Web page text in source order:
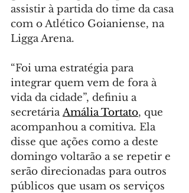
assistir à partida do time da casa
com o Atlético Goianiense, na
Ligga Arena.
“Foi uma estratégia para
integrar quem vem de fora à
vida da cidade”, definiu a
secretária Amália Tortato, que
acompanhou a comitiva. Ela
disse que ações como a deste
domingo voltarão a se repetir e
serão direcionadas para outros
públicos que usam os serviços